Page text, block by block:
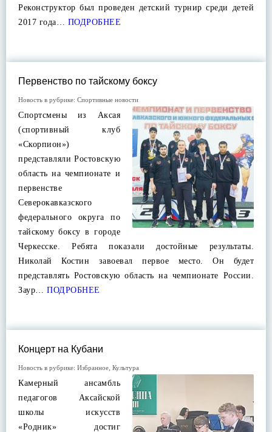
Реконструктор был проведен детский турнир среди детей
2017 года… ПОДРОБНЕЕ
Первенство по тайскому боксу
Новость в рубрике: Спортивные новости
Спортсмены из Аксая
(спортивный клуб
«Скорпион»)
представляли Ростовскую
область на чемпионате и
первенстве
Северокавказского
федерального округа по
тайскому боксу в городе
Черкесске. Ребята показали достойные результаты.
Николай Костин завоевал первое место. Он будет
представлять Ростовскую область на чемпионате России.
Заур… ПОДРОБНЕЕ
Концерт на Кубани
Новость в рубрике: Избранное Культура
Камерный ансамбль
педагогов Аксайской
школы искусств
«Родник» достиг